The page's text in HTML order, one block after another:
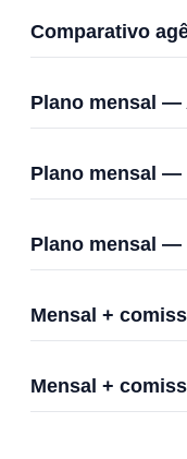
Comparativo
Plano mensal —
Plano mensal —
Plano mensal —
Mensal +
Mensal +